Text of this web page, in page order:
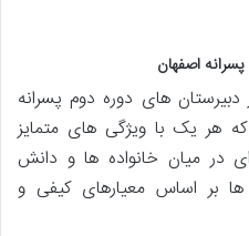
اصفهان
های دوره دوم پسرانه
هر یک با ویژگی های متمایز
در میان خانواده ها و دانش
بر اساس معیارهای کیفی و